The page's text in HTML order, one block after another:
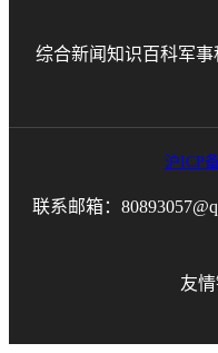
综合新闻知识百科军事
沪ICP
联系邮箱：
友情